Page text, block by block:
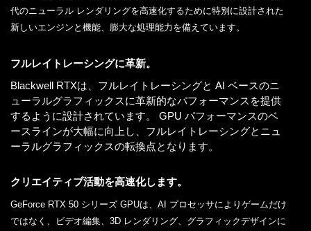
代のニューラル レンダリングを高速化するために特別に設計された
新しいエンジンと機能、膨大な処理能力を備えています。
フルレイトレーシングに革新。
Blackwell RTXは、フルレイトレーシングと AI ベースのニ
ューラルグラフィックスに革新的なパフォーマンスを提供
するように設計されています。 GPU パフォーマンスのベ
ースラインが大幅に向上し、フルレイトレーシングとニュ
ーラルグラフィックスの転換点となります。
クリエイティブ活動を高速化します。
GeForce RTX 50 シリーズ GPUは、AI プロセッサによりゲームだけ
ではなく、ビデオ編集、3D レンダリング、グラフィックデザインに